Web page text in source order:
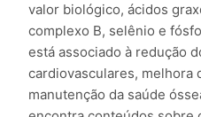
valor biológico, ácidos
complexo B, selênio e
está associado à redução
cardiovasculares, melhora
manutenção da saúde